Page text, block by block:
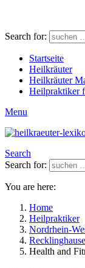
Search for:
Startseite
Heilkräuter
Heilkräuter
Heilpraktiker
Menu
Search
Search for:
You are here:
Home
Heilpraktiker
Nordrhein-
Health and